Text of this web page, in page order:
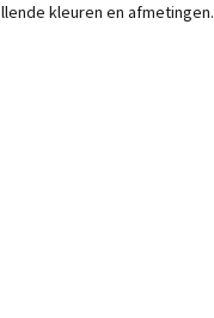
kleuren en afmetingen.